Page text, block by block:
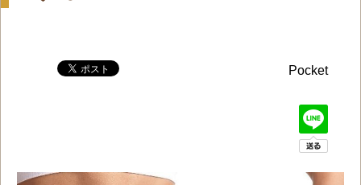
Pocket